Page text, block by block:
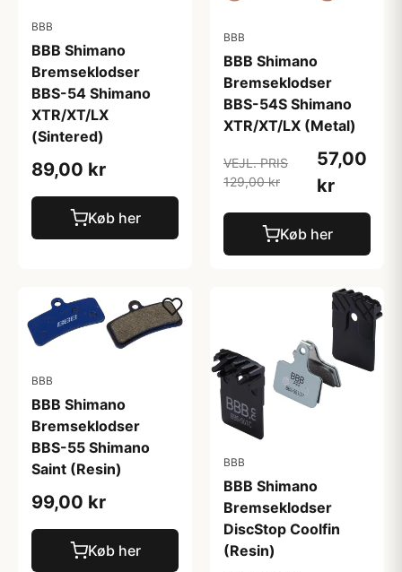
BBB
BBB Shimano
Bremseklodser
BBS-54 Shimano
XTR/XT/LX
(Sintered)
89,00 kr
Køb her
BBB
BBB Shimano
Bremseklodser
BBS-54S Shimano
XTR/XT/LX (Metal)
VEJL. PRIS
129,00 kr
57,00
kr
Køb her
BBB
BBB Shimano
Bremseklodser
BBS-55 Shimano
Saint (Resin)
99,00 kr
Køb her
BBB
BBB Shimano
Bremseklodser
DiscStop Coolfin
(Resin)